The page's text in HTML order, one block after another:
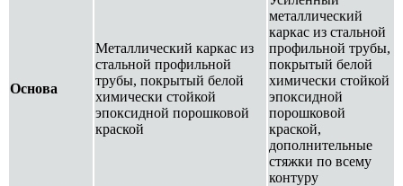
Основа
Металлический каркас из
стальной профильной
трубы, покрытый белой
химически стойкой
эпоксидной порошковой
краской
металлический
каркас из стальной
профильной трубы,
покрытый белой
химически стойкой
эпоксидной
порошковой
краской,
дополнительные
стяжки по всему
контуру